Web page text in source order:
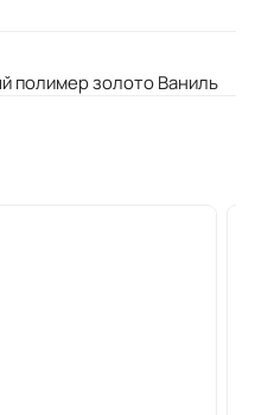
полимер золото Ваниль